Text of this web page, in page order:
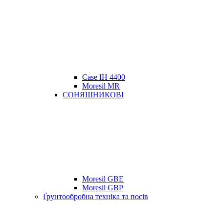
Case IH 4400
Moresil MR
СОНЯШНИКОВІ
Moresil GBE
Moresil GBP
Ґрунтообробна техніка та посів